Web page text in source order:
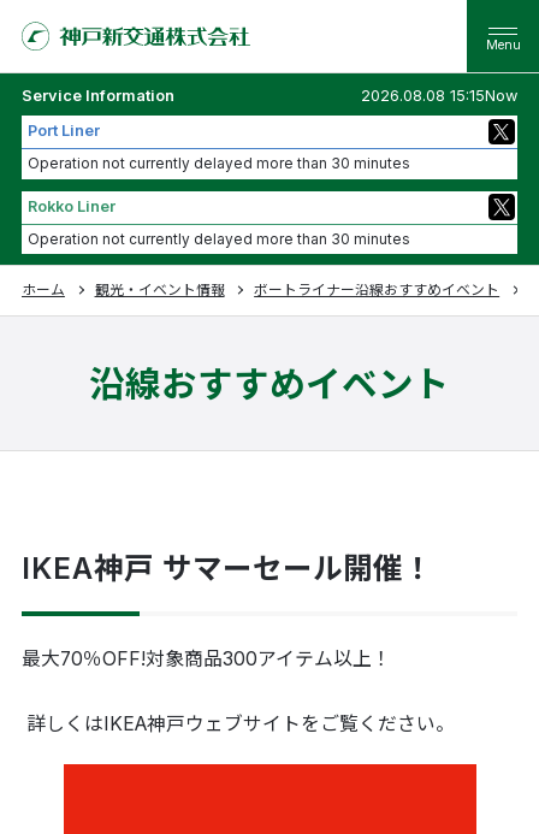
Service Information
2026.08.08 15:15Now
Port Liner
Operation not currently delayed more than 30 minutes
Rokko Liner
Operation not currently delayed more than 30 minutes
ホーム 観光・イベント情報 ポートライナー沿線おすすめイベント
沿線おすすめイベント
IKEA神戸 サマーセール開催！
最大70％OFF!対象商品300アイテム以上！
詳しくはIKEA神戸ウェブサイトをご覧ください。